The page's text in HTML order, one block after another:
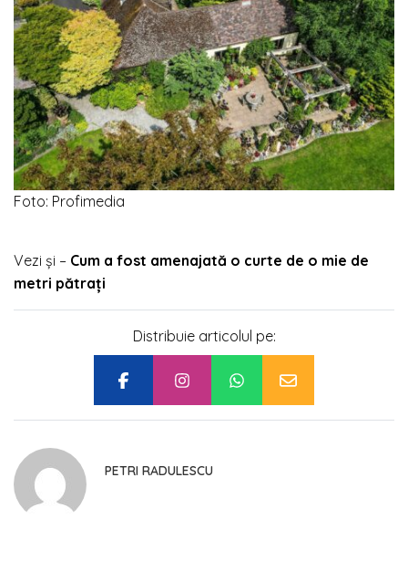
Foto: Profimedia
Vezi și – Cum a fost amenajată o curte de o mie de
metri pătrați
Distribuie articolul pe:
PETRI RADULESCU